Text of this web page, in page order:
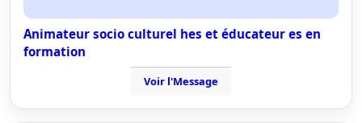
Animateur socio culturel hes et éducateur es en
formation
Voir l'Message